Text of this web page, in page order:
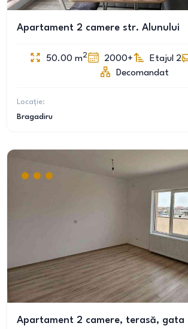
Apartament 2 camere str. Alunului
50.00 m2 2000+ Etajul 2
Decomandat
Locație:
Bragadiru
Apartament 2 camere, terasă, gata